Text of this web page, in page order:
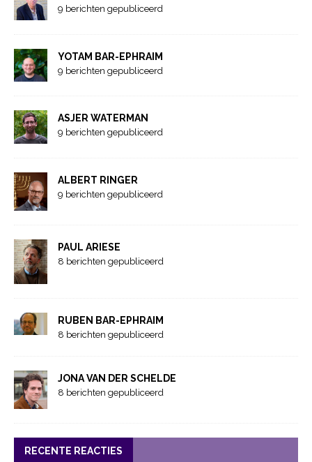
9 berichten gepubliceerd
YOTAM BAR-EPHRAIM
9 berichten gepubliceerd
ASJER WATERMAN
9 berichten gepubliceerd
ALBERT RINGER
9 berichten gepubliceerd
PAUL ARIESE
8 berichten gepubliceerd
RUBEN BAR-EPHRAIM
8 berichten gepubliceerd
JONA VAN DER SCHELDE
8 berichten gepubliceerd
RECENTE REACTIES